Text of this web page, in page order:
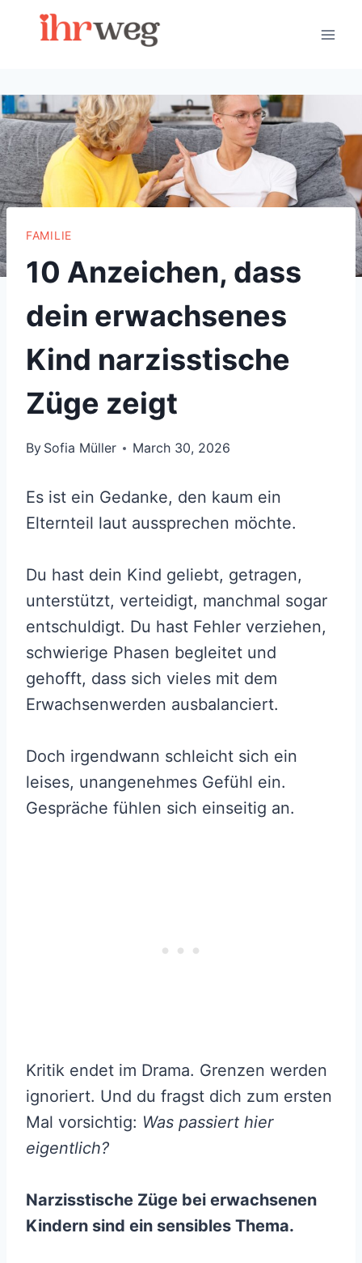
FAMILIE
10 Anzeichen, dass
dein erwachsenes
Kind narzisstische
Züge zeigt
By Sofia Müller March 30, 2026
Es ist ein Gedanke, den kaum ein
Elternteil laut aussprechen möchte.
Du hast dein Kind geliebt, getragen,
unterstützt, verteidigt, manchmal sogar
entschuldigt. Du hast Fehler verziehen,
schwierige Phasen begleitet und
gehofft, dass sich vieles mit dem
Erwachsenwerden ausbalanciert.
Doch irgendwann schleicht sich ein
leises, unangenehmes Gefühl ein.
Gespräche fühlen sich einseitig an.
Kritik endet im Drama. Grenzen werden
ignoriert. Und du fragst dich zum ersten
Mal vorsichtig: Was passiert hier
eigentlich?
Narzisstische Züge bei erwachsenen
Kindern sind ein sensibles Thema.